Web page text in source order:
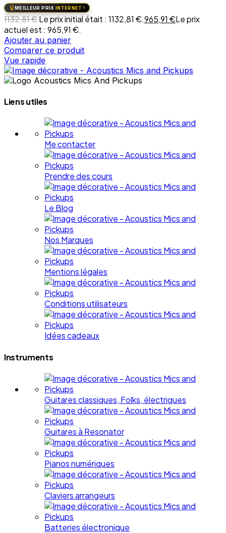
MEILLEUR PRIX INTERNET !
1132,81€Le prix initial était : 1132,81 €.965,91 €Le prix
actuel est : 965,91 €.
Ajouter au panier
Comparer ce produit
Vue rapide
Liens utiles
Me contacter
Prendre des cours
Le Blog
Nos Marques
Mentions légales
Conditions utilisateurs
Idées cadeaux
Instruments
Guitares classiques, Folks, électriques
Guitares à Resonator
Pianos numériques
Claviers arrangeurs
Batteries électronique